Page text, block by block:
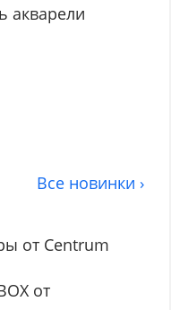
акварели
Все новинки ›
от Centrum
от